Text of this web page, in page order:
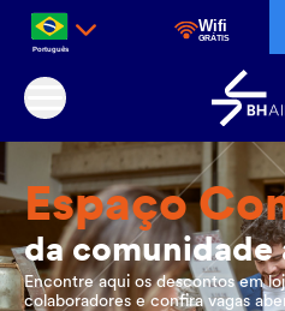
Português
Wifi
GRÁTIS
Aeroporto
Espaço
da comunidade
Encontre aqui os descontos em
colaboradores e confira vagas